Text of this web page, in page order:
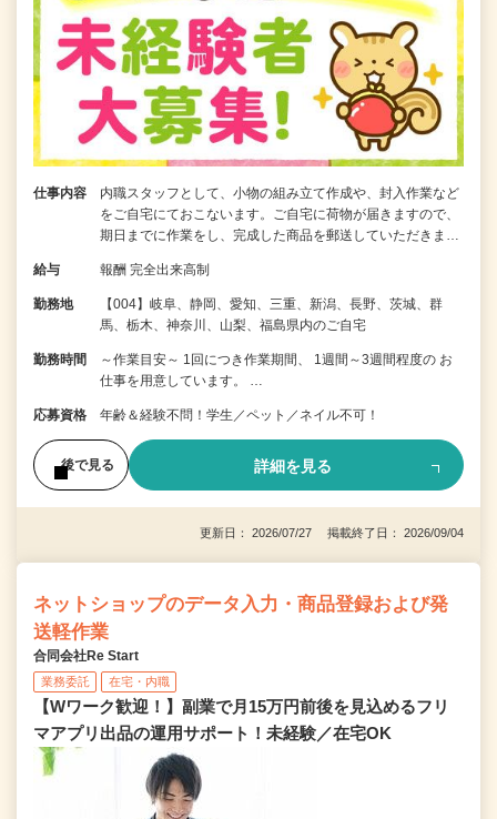
仕事内容
内職スタッフとして、小物の組み立て作成や、封入作業など
をご自宅にておこないます。ご自宅に荷物が届きますので、
期日までに作業をし、完成した商品を郵送していただきま…
給与 報酬 完全出来高制
勤務地
【004】岐阜、静岡、愛知、三重、新潟、長野、茨城、群
馬、栃木、神奈川、山梨、福島県内のご自宅
勤務時間
～作業目安～ 1回につき作業期間、 1週間～3週間程度の お
仕事を用意しています。 …
応募資格 年齢＆経験不問！学生／ペット／ネイル不可！
後で見る 詳細を見る
更新日： 2026/07/27 掲載終了日： 2026/09/04
ネットショップのデータ入力・商品登録および発
送軽作業
合同会社Re Start
業務委託 在宅・内職
【Wワーク歓迎！】副業で月15万円前後を見込めるフリ
マアプリ出品の運用サポート！未経験／在宅OK